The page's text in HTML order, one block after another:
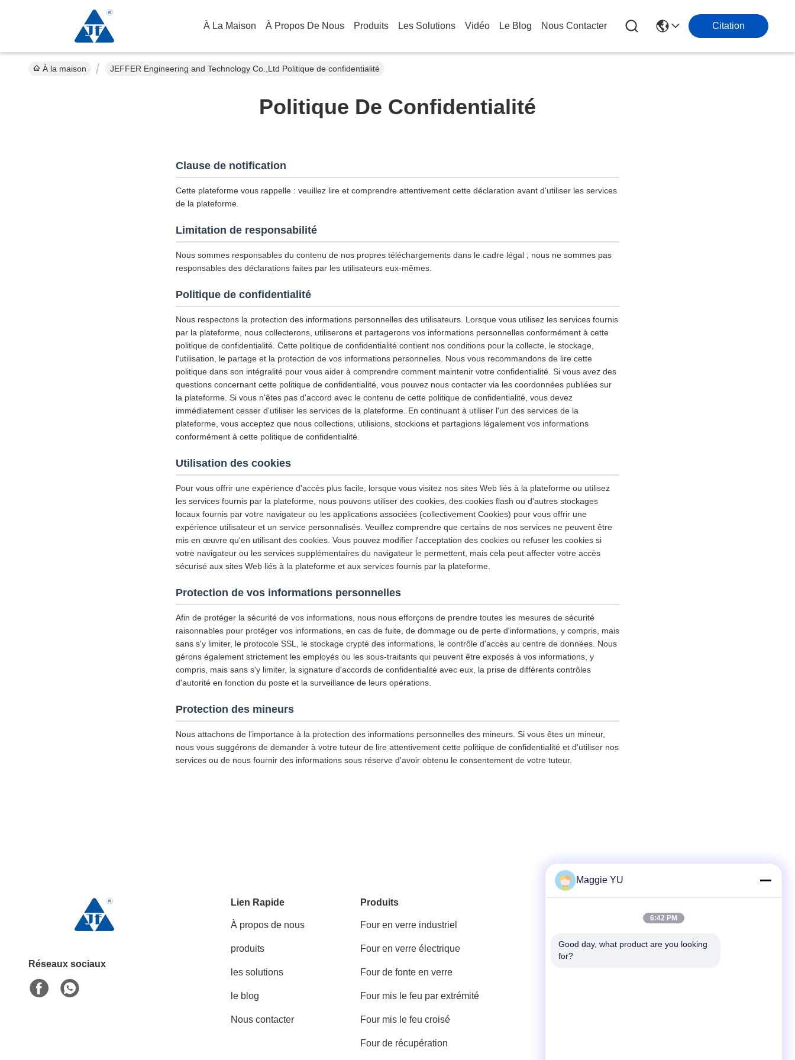
À La Maison À Propos De Nous Produits Les Solutions Vidéo Le Blog Nous Contacter Citation
À la maison JEFFER Engineering and Technology Co.,Ltd Politique de confidentialité
Politique De Confidentialité
Clause de notification
Cette plateforme vous rappelle : veuillez lire et comprendre attentivement cette déclaration avant d'utiliser les services
de la plateforme.
Limitation de responsabilité
Nous sommes responsables du contenu de nos propres téléchargements dans le cadre légal ; nous ne sommes pas
responsables des déclarations faites par les utilisateurs eux-mêmes.
Politique de confidentialité
Nous respectons la protection des informations personnelles des utilisateurs. Lorsque vous utilisez les services fournis
par la plateforme, nous collecterons, utiliserons et partagerons vos informations personnelles conformément à cette
politique de confidentialité. Cette politique de confidentialité contient nos conditions pour la collecte, le stockage,
l'utilisation, le partage et la protection de vos informations personnelles. Nous vous recommandons de lire cette
politique dans son intégralité pour vous aider à comprendre comment maintenir votre confidentialité. Si vous avez des
questions concernant cette politique de confidentialité, vous pouvez nous contacter via les coordonnées publiées sur
la plateforme. Si vous n'êtes pas d'accord avec le contenu de cette politique de confidentialité, vous devez
immédiatement cesser d'utiliser les services de la plateforme. En continuant à utiliser l'un des services de la
plateforme, vous acceptez que nous collections, utilisions, stockions et partagions légalement vos informations
conformément à cette politique de confidentialité.
Utilisation des cookies
Pour vous offrir une expérience d'accès plus facile, lorsque vous visitez nos sites Web liés à la plateforme ou utilisez
les services fournis par la plateforme, nous pouvons utiliser des cookies, des cookies flash ou d'autres stockages
locaux fournis par votre navigateur ou les applications associées (collectivement Cookies) pour vous offrir une
expérience utilisateur et un service personnalisés. Veuillez comprendre que certains de nos services ne peuvent être
mis en œuvre qu'en utilisant des cookies. Vous pouvez modifier l'acceptation des cookies ou refuser les cookies si
votre navigateur ou les services supplémentaires du navigateur le permettent, mais cela peut affecter votre accès
sécurisé aux sites Web liés à la plateforme et aux services fournis par la plateforme.
Protection de vos informations personnelles
Afin de protéger la sécurité de vos informations, nous nous efforçons de prendre toutes les mesures de sécurité
raisonnables pour protéger vos informations, en cas de fuite, de dommage ou de perte d'informations, y compris, mais
sans s'y limiter, le protocole SSL, le stockage crypté des informations, le contrôle d'accès au centre de données. Nous
gérons également strictement les employés ou les sous-traitants qui peuvent être exposés à vos informations, y
compris, mais sans s'y limiter, la signature d'accords de confidentialité avec eux, la prise de différents contrôles
d'autorité en fonction du poste et la surveillance de leurs opérations.
Protection des mineurs
Nous attachons de l'importance à la protection des informations personnelles des mineurs. Si vous êtes un mineur,
nous vous suggérons de demander à votre tuteur de lire attentivement cette politique de confidentialité et d'utiliser nos
services ou de nous fournir des informations sous réserve d'avoir obtenu le consentement de votre tuteur.
Réseaux sociaux
Lien Rapide
À propos de nous
produits
les solutions
le blog
Nous contacter
Produits
Four en verre industriel
Four en verre électrique
Four de fonte en verre
Four mis le feu par extrémité
Four mis le feu croisé
Four de récupération
+86-23-6775-9464
Maggie YU
6:42 PM
Good day, what product are you looking
for?